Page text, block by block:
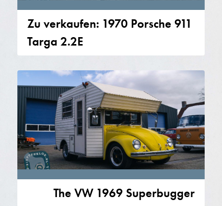
Zu verkaufen: 1970 Porsche 911
Targa 2.2E
The VW 1969 Superbugger